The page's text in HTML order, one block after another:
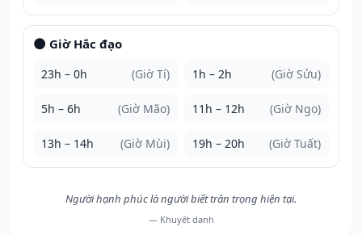
🌑 Giờ Hắc đạo
23h – 0h (Giờ Tí) 1h – 2h (Giờ Sửu)
5h – 6h (Giờ Mão) 11h – 12h (Giờ Ngọ)
13h – 14h (Giờ Mùi) 19h – 20h (Giờ Tuất)
Người hạnh phúc là người biết trân trọng hiện tại.
— Khuyết danh